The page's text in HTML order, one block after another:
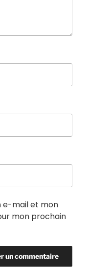
e-mail et mon
mon prochain